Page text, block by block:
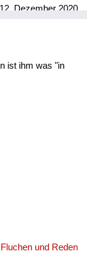
12. Dezember 2020
ist ihm was "in
Fluchen und Reden